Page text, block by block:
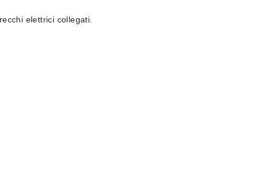
elettrici collegati.